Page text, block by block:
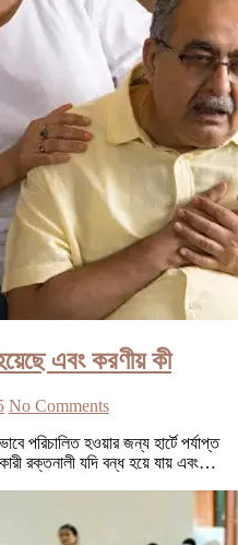
এবং করণীয় কী
No Comments
পরিচালিত হওয়ার জন্য হার্টে পর্যাপ্ত
রক্তনালী যদি বন্ধ হয়ে যায় এবং…